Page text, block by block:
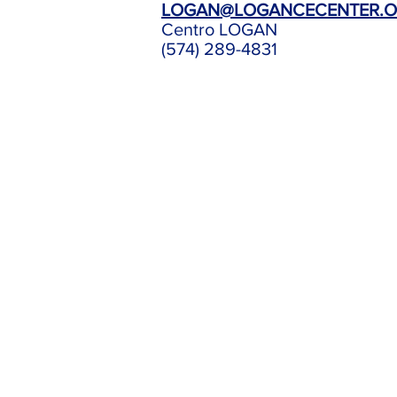
Centro LOGAN
(574) 289-4831